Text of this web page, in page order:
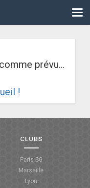
prévu...
!
CLUBS
Paris-SG
Marseille
Lyon